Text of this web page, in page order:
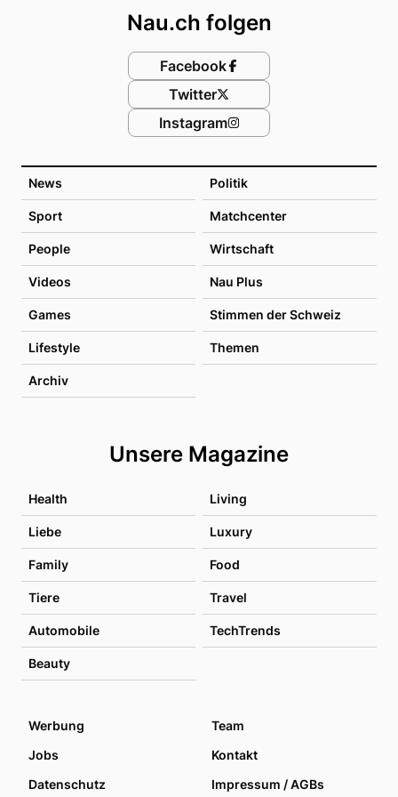
News Politik
Sport Matchcenter
People Wirtschaft
Videos Nau Plus
Games Stimmen der Schweiz
Lifestyle Themen
Archiv
Unsere Magazine
Health Living
Liebe Luxury
Family Food
Tiere Travel
Automobile TechTrends
Beauty
Nau.ch folgen
Facebook
Twitter
Instagram
Werbung
Team
Jobs
Kontakt
Datenschutz
Impressum / AGBs